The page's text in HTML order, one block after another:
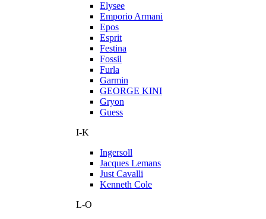
Elysee
Emporio Armani
Epos
Esprit
Festina
Fossil
Furla
Garmin
GEORGE KINI
Gryon
Guess
I-K
Ingersoll
Jacques Lemans
Just Cavalli
Kenneth Cole
L-O